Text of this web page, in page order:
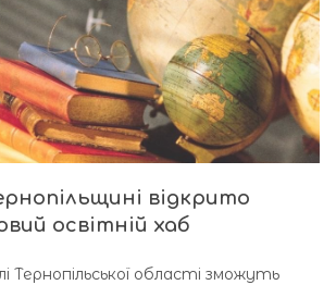
відкрито
освітній хаб
Тернопільської області зможуть